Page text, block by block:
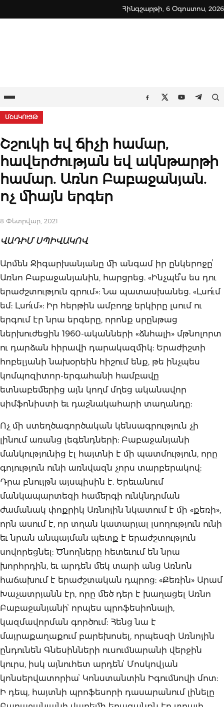
to
Հինգշաբթի, 6 Օգոստոս, 2026
Ընտրացանկ Facebook
TwitterYoutube
ՄՇԱԿՈՒՅԹ
Շշուկի եվ ճիչի համար,
հավերժության եվ ակնթարթի
համար. Առնո Բաբաջանյան.
ոչ միայն երգեր
8 Փետրվար, 2021
ՎԱԴԻՄ ՍՊԻՎԱԿՈՎ
Արմեն Ջիգարխանյանը մի անգամ իր ընկերոջըՙ
Առնո Բաբաջանյանին, հարցրեց. «Ինչպե՞ս ես դու
երաժշտություն գրում»: Նա պատասխանեց. «Լսո՛ւմ
եմ: Լսո՛ւմ»: Իր հերթին ամբողջ երկիրը լսում ու
երգում էր նրա երգերը, որոնք սրընթաց
ներխուժեցին 1960-ականների «ձնհալի» մթնոլորտ
ու դարձան հիրավի դարակազմիկ: Երաժիշտի
հոբելյանի նախօրեին հիշում ենք, թե ինչպես
կոմպոզիտոր-երգահանի համբավը
ետնաբեմերից այն կողմ մղեց ականավոր
սիմֆոնիստի եւ դաշնակահարի տաղանդը:
Ոչ մի ստեղծագործական կենսագրություն չի
լինում առանց լեգենդների: Բաբաջանյանի
մանկությունից էլ հայտնի է մի պատմություն, որը
գոյություն ունի առնվազն չորս տարբերակով:
Դրա բնույթն այսպիսին է. Երեւանում
մանկապարտեզի համերգի ունկնդրման
ժամանակ փոքրիկ Առնոյին նկատում է մի «քեռի»,
որն ասում է, որ տղան կատարյալ լսողություն ունի
եւ նրան անպայման պետք է երաժշտություն
սովորեցնել: Ծնողները հետեւում են նրա
խորհրդին, եւ արդեն մեկ տարի անց Առնոն
հաճախում է երաժշտական դպրոց: «Քեռին» Արամ
Խաչատրյանն էր, որը մեծ դեր է խաղացել Առնո
Բաբաջանյանիՙ որպես պրոֆեսիոնալի,
կազմավորման գործում: Հենց նա է
մայրաքաղաքում բարեխոսել, որպեսզի Առնոյին
ընդունեն Գնեսինների ուսումնարանի վերջին
կուրս, իսկ այնուհետ արդենՙ Մոսկովյան
կոնսերվատորիաՙ Կոնստանտին Իգումնովի մոտ:
Ի դեպ, հայտնի պրոֆեսորի դասարանում լինելը